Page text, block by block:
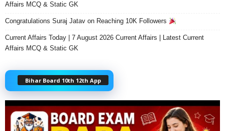
Affairs MCQ & Static GK
Congratulations Suraj Jatav on Reaching 10K Followers
Current Affairs Today | 7 August 2026 Current Affairs | Latest Current
Affairs MCQ & Static GK
Bihar Board 10th 12th App